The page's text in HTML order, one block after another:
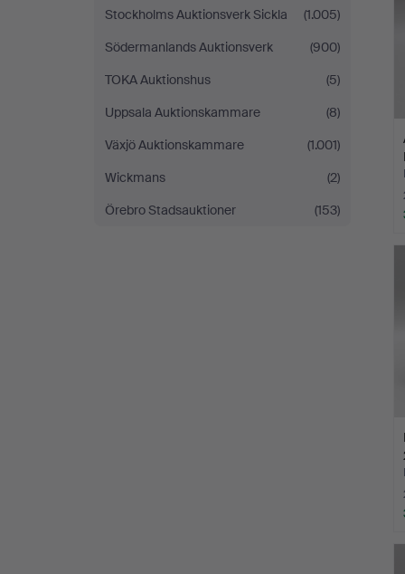
Stockholms Auktionsverk Sickla
(1.005)
Södermanlands Auktionsverk
(900)
TOKA Auktionshus
(5)
Uppsala Auktionskammare
(8)
Växjö Auktionskammare
(1.001)
Wickmans
(2)
Örebro Stadsauktioner
(153)